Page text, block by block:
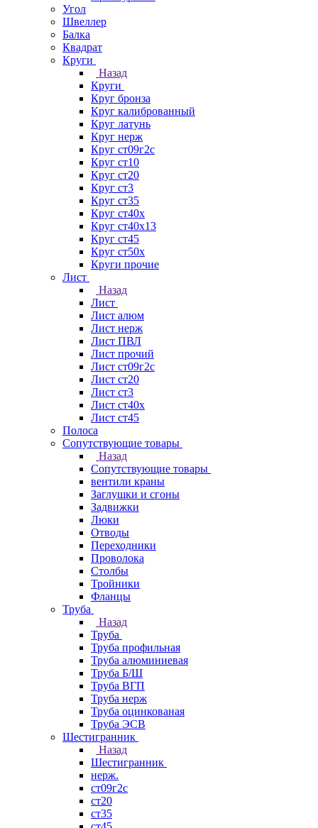
Угол
Швеллер
Балка
Квадрат
Круги
Назад
Круги
Круг бронза
Круг калиброванный
Круг латунь
Круг нерж
Круг ст09г2с
Круг ст10
Круг ст20
Круг ст3
Круг ст35
Круг ст40х
Круг ст40х13
Круг ст45
Круг ст50х
Круги прочие
Лист
Назад
Лист
Лист алюм
Лист нерж
Лист ПВЛ
Лист прочий
Лист ст09г2с
Лист ст20
Лист ст3
Лист ст40х
Лист ст45
Полоса
Сопутствующие товары
Назад
Сопутствующие товары
вентили краны
Заглушки и сгоны
Задвижки
Люки
Отводы
Переходники
Проволока
Столбы
Тройники
Фланцы
Труба
Назад
Труба
Труба профильная
Труба алюминиевая
Труба Б/Ш
Труба ВГП
Труба нерж
Труба оцинкованая
Труба ЭСВ
Шестигранник
Назад
Шестигранник
нерж.
ст09г2с
ст20
ст35